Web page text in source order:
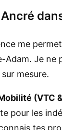
me
Je
mesure.
(VTC
pour les
tes